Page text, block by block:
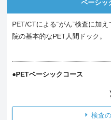
ベーシッ
PET/CTによる“がん”検査に加
院の基本的なPET人間ドック。
PETベーシックコース
検査